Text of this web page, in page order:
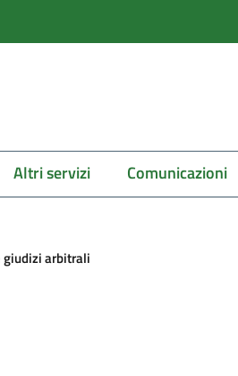
Altri servizi Comunicazioni
giudizi arbitrali